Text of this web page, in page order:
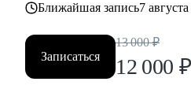
Ближайшая запись7
Записаться
13 000 ₽
12 000 ₽